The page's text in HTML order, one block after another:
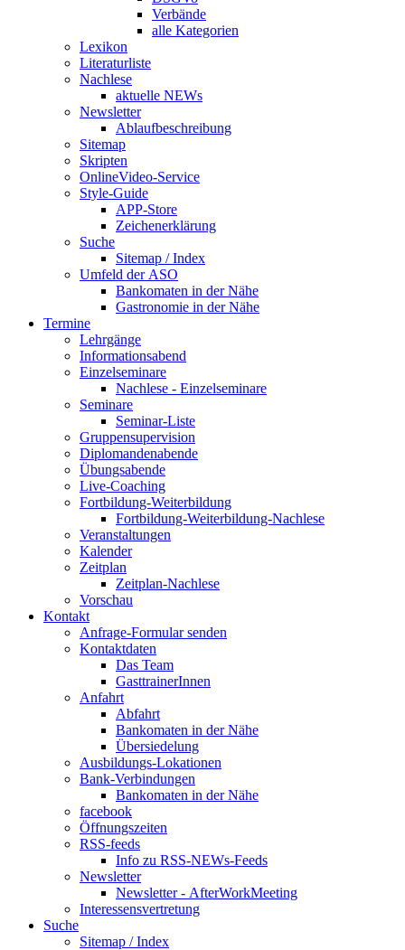
Verbände
alle Kategorien
Lexikon
Literaturliste
Nachlese
aktuelle NEWs
Newsletter
Ablaufbeschreibung
Sitemap
Skripten
OnlineVideo-Service
Style-Guide
APP-Store
Zeichenerklärung
Suche
Sitemap / Index
Umfeld der ASO
Bankomaten in der Nähe
Gastronomie in der Nähe
Termine
Lehrgänge
Informationsabend
Einzelseminare
Nachlese - Einzelseminare
Seminare
Seminar-Liste
Gruppensupervision
Diplomandenabende
Übungsabende
Live-Coaching
Fortbildung-Weiterbildung
Fortbildung-Weiterbildung-Nachlese
Veranstaltungen
Kalender
Zeitplan
Zeitplan-Nachlese
Vorschau
Kontakt
Anfrage-Formular senden
Kontaktdaten
Das Team
GasttrainerInnen
Anfahrt
Abfahrt
Bankomaten in der Nähe
Übersiedelung
Ausbildungs-Lokationen
Bank-Verbindungen
Bankomaten in der Nähe
facebook
Öffnungszeiten
RSS-feeds
Info zu RSS-NEWs-Feeds
Newsletter
Newsletter - AfterWorkMeeting
Interessensvertretung
Suche
Sitemap / Index